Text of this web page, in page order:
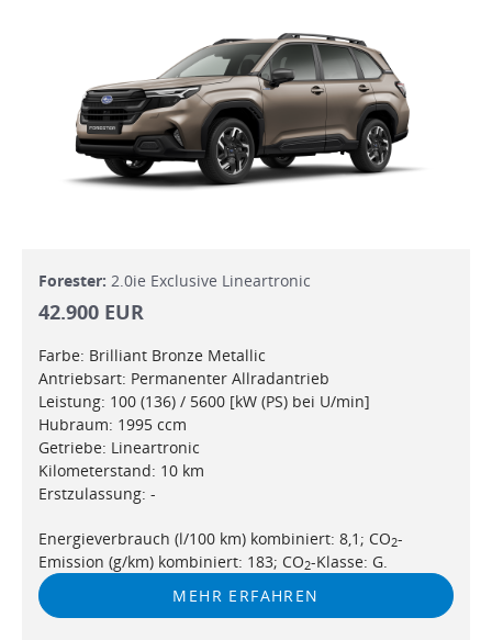
Forester: 2.0ie Exclusive Lineartronic
42.900 EUR
Farbe: Brilliant Bronze Metallic
Antriebsart: Permanenter Allradantrieb
Leistung: 100 (136) / 5600 [kW (PS) bei U/min]
Hubraum: 1995 ccm
Getriebe: Lineartronic
Kilometerstand: 10 km
Erstzulassung: -
Energieverbrauch (l/100 km) kombiniert: 8,1; CO2-
Emission (g/km) kombiniert: 183; CO2-Klasse: G.
MEHR ERFAHREN